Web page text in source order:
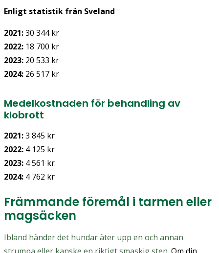
Enligt statistik från Sveland
2021:30 344 kr
2022: 18 700 kr
2023: 20 533 kr
2024: 26 517 kr
Medelkostnaden för behandling av
klobrott
2021:3 845 kr
2022: 4 125 kr
2023: 4 561 kr
2024: 4 762 kr
Främmande föremål i tarmen eller
magsäcken
Ibland händer det hundar äter upp en och annan